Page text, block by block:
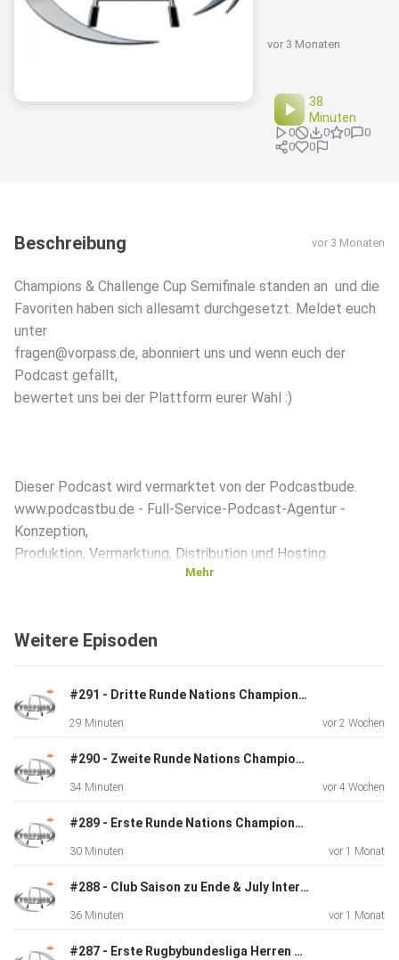
vor 3 Monaten
38
Minuten
0 0 0
0
0
0
Beschreibung vor 3 Monaten
Champions & Challenge Cup Semifinale standen an und die
Favoriten haben sich allesamt durchgesetzt. Meldet euch
unter
fragen@vorpass.de, abonniert uns und wenn euch der
Podcast gefällt,
bewertet uns bei der Plattform eurer Wahl :)
Dieser Podcast wird vermarktet von der Podcastbude.
www.podcastbu.de - Full-Service-Podcast-Agentur -
Konzeption,
Produktion, Vermarktung, Distribution und Hosting.
verdienen?
Dort erhältst du alle Informationen zu unseren kostenlosen
Podcast-Hosting-Angeboten. kostenlos-hosten.de ist ein
Produkt
der Podcastbude.
Mehr
Weitere Episoden
#291 - Dritte Runde Nations Championship & Nations Cup 2026
29 Minuten vor 2 Wochen
#290 - Zweite Runde Nations Championship & Nations Cup 2026
34 Minuten vor 4 Wochen
#289 - Erste Runde Nations Championship & Nations Cup 2026
30 Minuten vor 1 Monat
#288 - Club Saison zu Ende & July Internationals starten
36 Minuten vor 1 Monat
#287 - Erste Rugbybundesliga Herren Finale